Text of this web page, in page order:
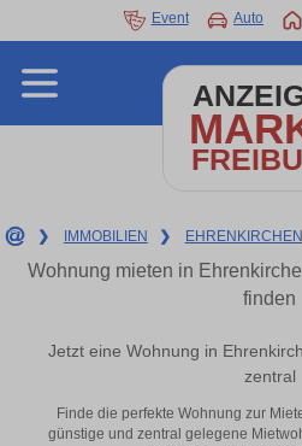
Event Auto
❯ IMMOBILIEN ❯ EHRENKIRCHEN
Wohnung mieten in
finden
Jetzt eine Wohnung in
zentral
Finde die perfekte Wohnung zur
günstige und zentral gelegene